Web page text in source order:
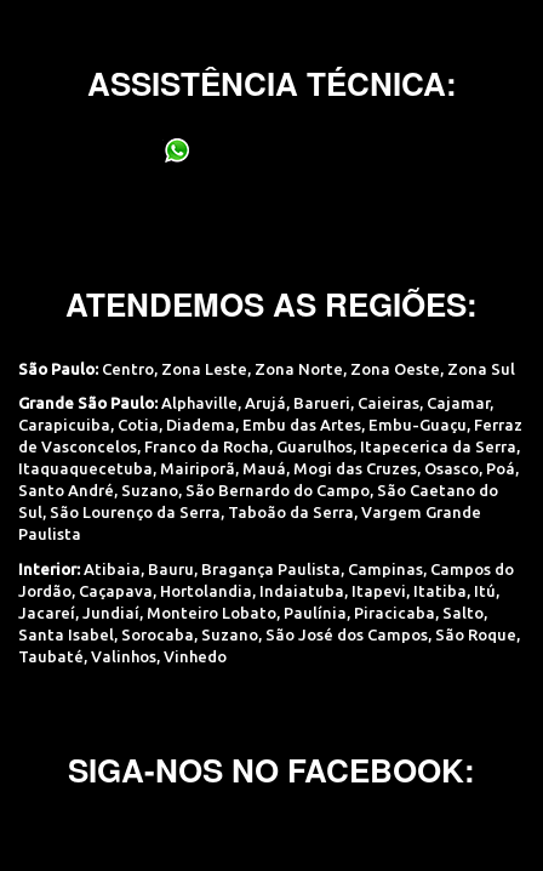
ASSISTÊNCIA TÉCNICA:
ATENDEMOS AS REGIÕES:
São Paulo: Centro Zona Leste Zona Norte Zona Oeste Zona Sul
Grande São Paulo: Alphaville, Arujá, Barueri, Caieiras, Cajamar,
Carapicuiba, Cotia, Diadema, Embu das Artes, Embu-Guaçu, Ferraz
de Vasconcelos, Franco da Rocha, Guarulhos, Itapecerica da Serra,
Itaquaquecetuba, Mairiporã, Mauá, Mogi das Cruzes, Osasco, Poá,
Santo André, Suzano, São Bernardo do Campo, São Caetano do
Sul, São Lourenço da Serra, Taboão da Serra, Vargem Grande
Paulista
Interior: Atibaia Bauru Bragança Paulista Campinas Campos do
Jordão Caçapava Hortolandia Indaiatuba Itapevi Itatiba Itú
Jacareí
Jundiaí Monteiro Lobato Paulínia Piracicaba Salto
Santa Isabel Sorocaba Suzano São José dos Campos São Roque
Taubaté Valinhos Vinhedo
SIGA-NOS NO FACEBOOK: